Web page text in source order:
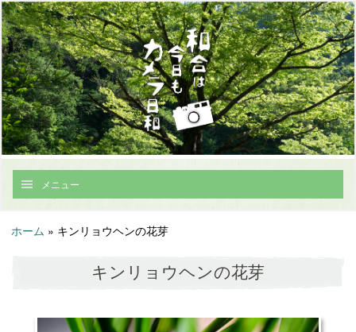
メニュー
ホーム » キンリョウヘンの花芽
キンリョウヘンの花芽